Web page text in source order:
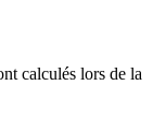
calculés lors de la